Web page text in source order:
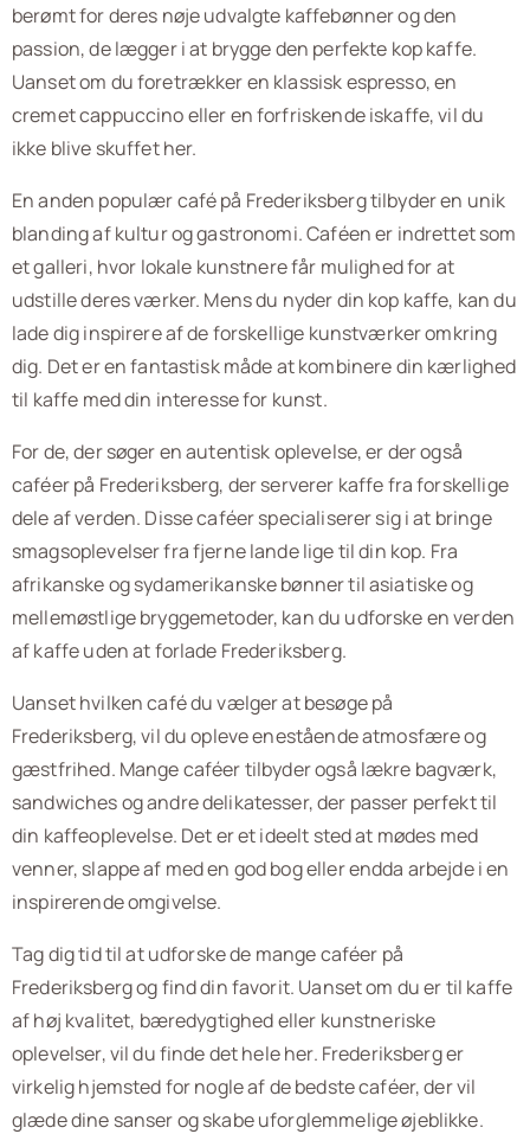
berømt for deres nøje udvalgte kaffebønner og den
passion, de lægger i at brygge den perfekte kop kaffe.
Uanset om du foretrækker en klassisk espresso, en
cremet cappuccino eller en forfriskende iskaffe, vil du
ikke blive skuffet her.
En anden populær café på Frederiksberg tilbyder en unik
blanding af kultur og gastronomi. Caféen er indrettet som
et galleri, hvor lokale kunstnere får mulighed for at
udstille deres værker. Mens du nyder din kop kaffe, kan du
lade dig inspirere af de forskellige kunstværker omkring
dig. Det er en fantastisk måde at kombinere din kærlighed
til kaffe med din interesse for kunst.
For de, der søger en autentisk oplevelse, er der også
caféer på Frederiksberg, der serverer kaffe fra forskellige
dele af verden. Disse caféer specialiserer sig i at bringe
smagsoplevelser fra fjerne lande lige til din kop. Fra
afrikanske og sydamerikanske bønner til asiatiske og
mellemøstlige bryggemetoder, kan du udforske en verden
af kaffe uden at forlade Frederiksberg.
Uanset hvilken café du vælger at besøge på
Frederiksberg, vil du opleve enestående atmosfære og
gæstfrihed. Mange caféer tilbyder også lækre bagværk,
sandwiches og andre delikatesser, der passer perfekt til
din kaffeoplevelse. Det er et ideelt sted at mødes med
venner, slappe af med en god bog eller endda arbejde i en
inspirerende omgivelse.
Tag dig tid til at udforske de mange caféer på
Frederiksberg og find din favorit. Uanset om du er til kaffe
af høj kvalitet, bæredygtighed eller kunstneriske
oplevelser, vil du finde det hele her. Frederiksberg er
virkelig hjemsted for nogle af de bedste caféer, der vil
glæde dine sanser og skabe uforglemmelige øjeblikke.